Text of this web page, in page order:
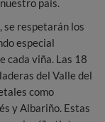
país.
se respetarán los
especial
cada viña. Las 18
del Valle del
como
y Albariño. Estas